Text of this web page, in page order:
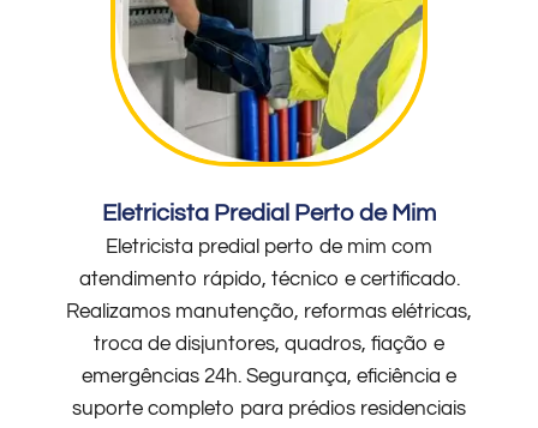
Eletricista Predial Perto de Mim
Eletricista predial perto de mim com
atendimento rápido, técnico e certificado.
Realizamos manutenção, reformas elétricas,
troca de disjuntores, quadros, fiação e
emergências 24h. Segurança, eficiência e
suporte completo para prédios residenciais